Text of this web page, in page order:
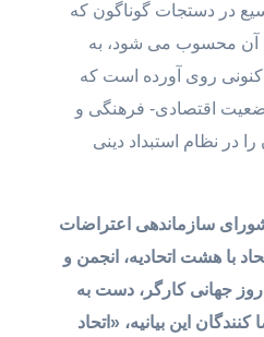
در دستجات گوناگون که
آن محسوب می شود، ‌به
کنونی روی آورده است که
اقتصادی- فرهنگی و
در نظام استبداد دینی
سازماندهی اعتراضات
با هشت اتحادیه، انجمن و
جهانی کارگر، دست به
کنندگان این بیانیه، «اتحاد